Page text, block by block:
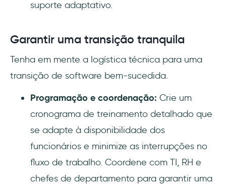
suporte adaptativo.
Garantir uma transição tranquila
Tenha em mente a logística técnica para uma
transição de software bem-sucedida.
Programação e coordenação: Crie um
cronograma de treinamento detalhado que
se adapte à disponibilidade dos
funcionários e minimize as interrupções no
fluxo de trabalho. Coordene com TI, RH e
chefes de departamento para garantir uma